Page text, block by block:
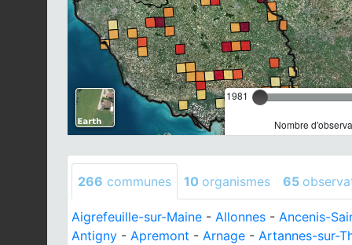
1981
Nombre
266 communes 10 organismes 65
Aigrefeuille-sur-Maine - Allonnes - Ancenis-
Antigny - Apremont - Arnage - Artannes-sur-